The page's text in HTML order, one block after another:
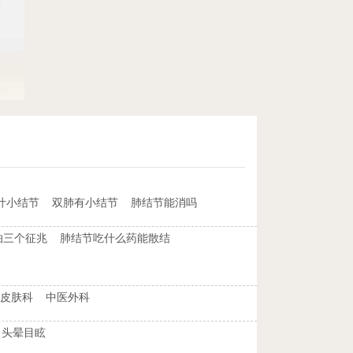
小结节 双肺有小结节 肺结节能消吗
三个征兆 肺结节吃什么药能散结
肤科 中医外科
头晕目眩